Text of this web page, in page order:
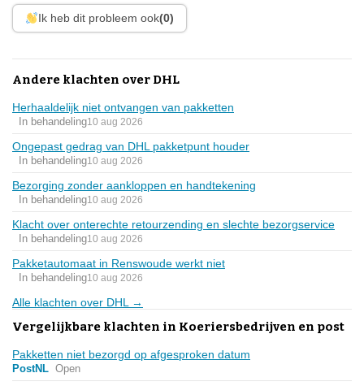
Ik heb dit probleem ook(0)
Andere klachten over DHL
Herhaaldelijk niet ontvangen van pakketten
In behandeling10 aug 2026
Ongepast gedrag van DHL pakketpunt houder
In behandeling10 aug 2026
Bezorging zonder aankloppen en handtekening
In behandeling10 aug 2026
Klacht over onterechte retourzending en slechte bezorgservice
In behandeling10 aug 2026
Pakketautomaat in Renswoude werkt niet
In behandeling10 aug 2026
Alle klachten over DHL →
Vergelijkbare klachten in Koeriersbedrijven en post
Pakketten niet bezorgd op afgesproken datum
PostNL Open